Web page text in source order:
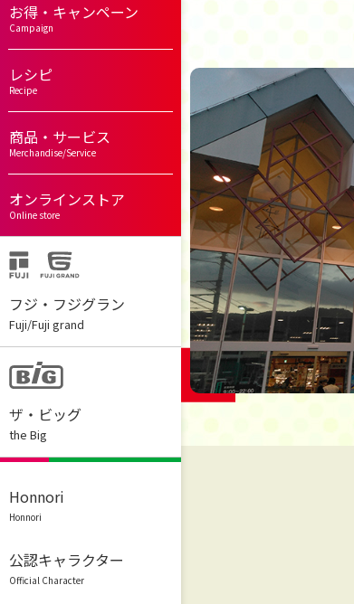
Honnori
Honnori
公認キャラクター
Official Character
フジ・フジグラン
Fuji/Fuji grand
お得・キャンペーン
Campaign
レシピ
Recipe
商品・サービス
Merchandise/Service
オンラインストア
Online store
ザ・ビッグ
the Big